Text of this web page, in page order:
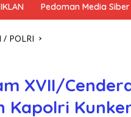
IKLAN Pedoman Media Siber
/ POLRI
XVII/
Kapolri